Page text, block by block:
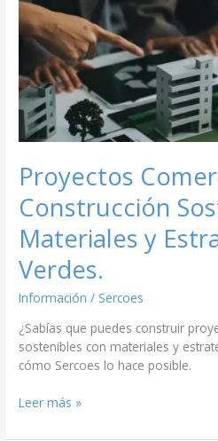
Proyectos
Construcción
Materiales y
Verdes.
Información / Sercoes
¿Sabías que puedes construir
sostenibles con materiales y
cómo Sercoes lo hace posible.
y
Estrategias
Verdes.
Leer más »